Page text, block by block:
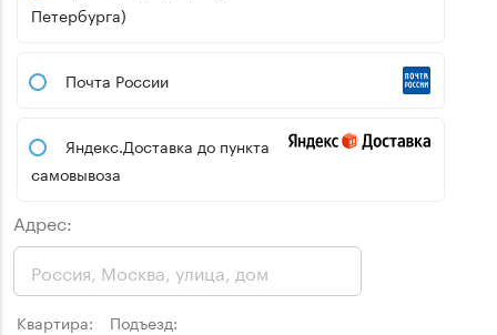
Петербурга)
Почта России
Яндекс.Доставка до пункта
самовывоза
Адрес:
Квартира: Подъезд: